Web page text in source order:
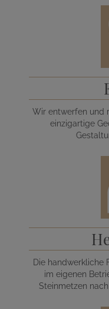
Wir entwerfen und
einzigartige
Die handwerkliche
im eigenen
Steinmetzen